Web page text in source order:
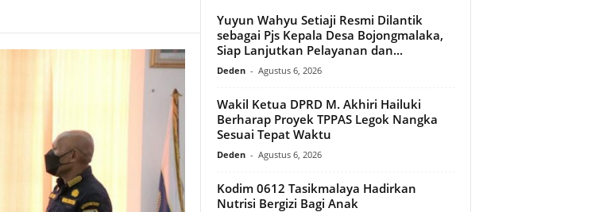
Yuyun Wahyu Setiaji Resmi Dilantik
sebagai Pjs Kepala Desa Bojongmalaka,
Siap Lanjutkan Pelayanan dan...
Deden - Agustus 6, 2026
Wakil Ketua DPRD M. Akhiri Hailuki
Berharap Proyek TPPAS Legok Nangka
Sesuai Tepat Waktu
Deden - Agustus 6, 2026
Kodim 0612 Tasikmalaya Hadirkan
Nutrisi Bergizi Bagi Anak